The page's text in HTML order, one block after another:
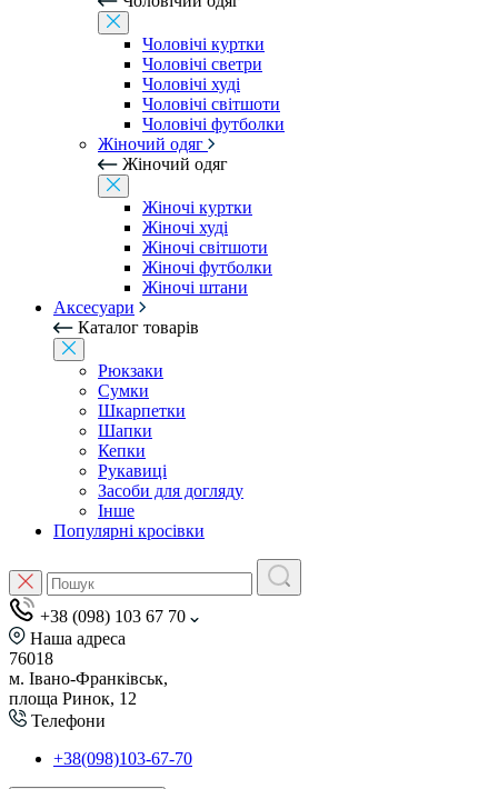
Чоловічі куртки
Чоловічі светри
Чоловічі худі
Чоловічі світшоти
Чоловічі футболки
Жіночий одяг
Жіночий одяг
Жіночі куртки
Жіночі худі
Жіночі світшоти
Жіночі футболки
Жіночі штани
Аксесуари
Каталог товарів
Рюкзаки
Сумки
Шкарпетки
Шапки
Кепки
Рукавиці
Засоби для догляду
Інше
Популярні кросівки
+38 (098) 103 67 70
Наша адреса
76018
м. Івано-Франківськ,
площа Ринок, 12
Телефони
+38(098)103-67-70